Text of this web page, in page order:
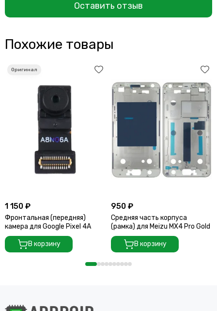
Оставить отзыв
Похожие товары
1 150 ₽
Фронтальная (передняя)
камера для Google Pixel 4A
В корзину
950 ₽
Средняя часть корпуса
(рамка) для Meizu MX4 Pro Gold
В корзину